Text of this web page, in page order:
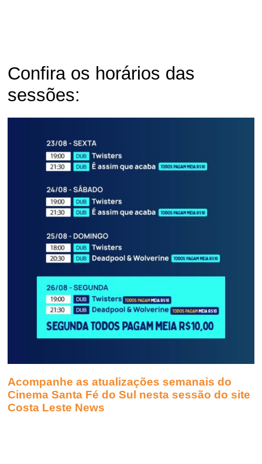
Confira os horários das
sessões:
Acompanhe as atualizações semanais do
Cinema Santa Fé do Sul nesta sessão do site
Costa Leste News